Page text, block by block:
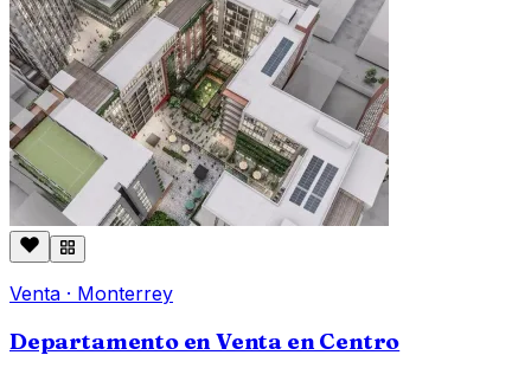
Venta · Monterrey
Departamento en Venta en Centro